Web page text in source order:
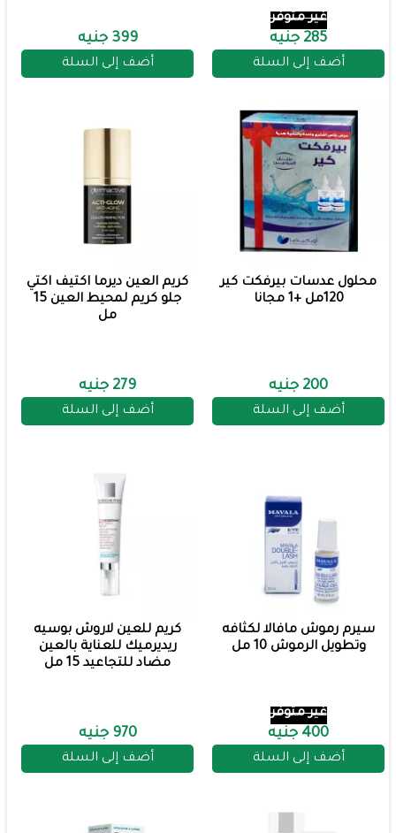
غير متوفر
285 جنيه
أضف إلى السلة
399 جنيه
أضف إلى السلة
محلول عدسات بيرفكت كير
120مل +1 مجانا
200 جنيه
أضف إلى السلة
كريم العين ديرما اكتيف اكتي
جلو كريم لمحيط العين 15
مل
279 جنيه
أضف إلى السلة
سيرم رموش مافالا لكثافه
وتطويل الرموش 10 مل
غير متوفر
400 جنيه
أضف إلى السلة
كريم للعين لاروش بوسيه
ريديرميك للعناية بالعين
مضاد للتجاعيد 15 مل
970 جنيه
أضف إلى السلة